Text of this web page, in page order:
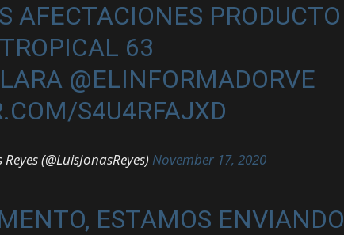
AFECTACIONES PRODUCTO
63
@ELINFORMADORVE
S4U4RFAJXD
(@LuisJonasReyes) November 17, 2020
ESTAMOS ENVIANDO